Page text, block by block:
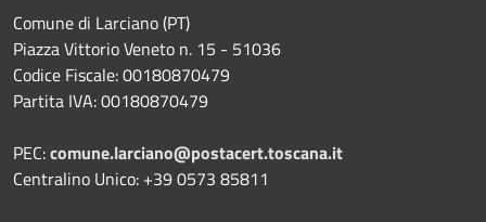
Comune di Larciano (PT)
Piazza Vittorio Veneto n. 15 - 51036
Codice Fiscale: 00180870479
Partita IVA: 00180870479
PEC:comune.larciano@postacert.toscana.it
Centralino Unico: +39 0573 85811